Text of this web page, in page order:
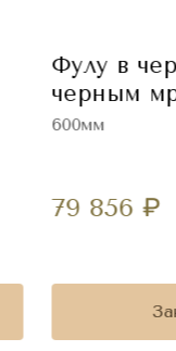
Фулу в
черным
600мм
79 856 ₽